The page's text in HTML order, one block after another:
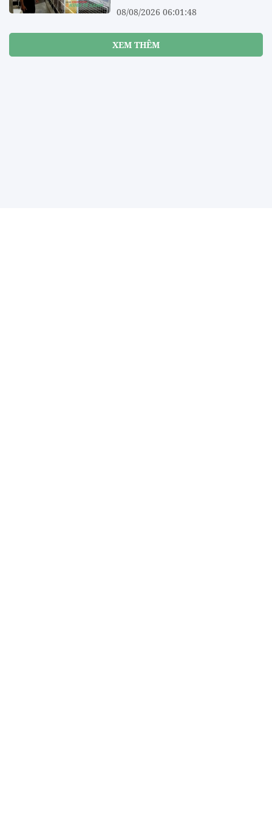
08/08/2026 06:01:48
XEM THÊM